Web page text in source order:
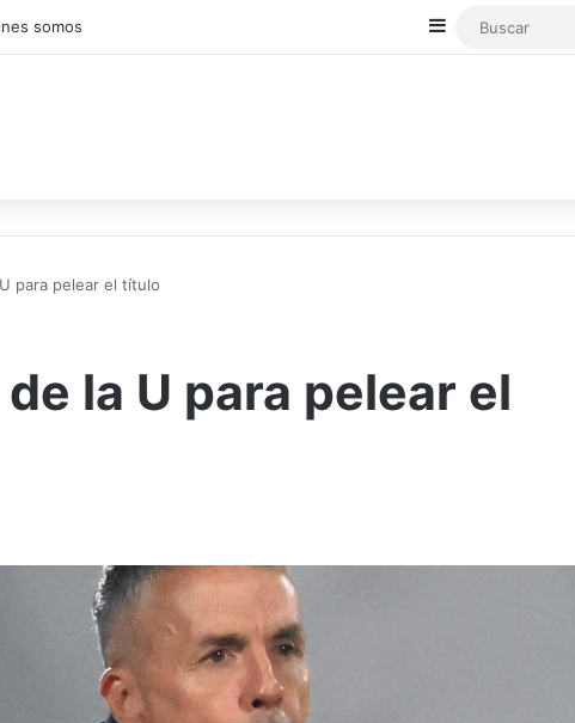
somos Sidebar
para pelear el título
la U para pelear el